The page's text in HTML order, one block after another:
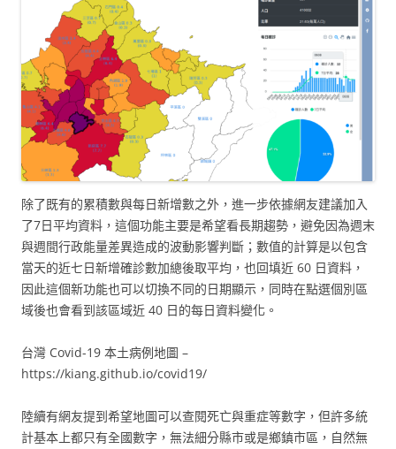
除了既有的累積數與每日新增數之外，進一步依據網友建議加入
了7日平均資料，這個功能主要是希望看長期趨勢，避免因為週末
與週間行政能量差異造成的波動影響判斷；數值的計算是以包含
當天的近七日新增確診數加總後取平均，也回填近 60 日資料，
因此這個新功能也可以切換不同的日期顯示，同時在點選個別區
域後也會看到該區域近 40 日的每日資料變化。
台灣 Covid-19 本土病例地圖 –
https://kiang.github.io/covid19/
陸續有網友提到希望地圖可以查閱死亡與重症等數字，但許多統
計基本上都只有全國數字，無法細分縣市或是鄉鎮市區，自然無